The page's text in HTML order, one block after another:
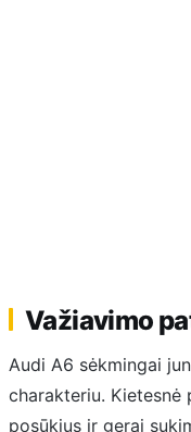
Važiavimo
Audi A6 sėkmingai
charakteriu. Kietesnė
posūkius ir gerai